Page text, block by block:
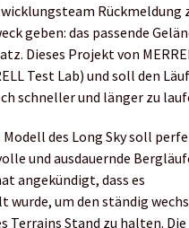
Rückmeldung
geben: das passende
Dieses Projekt von
Test Lab) und soll den
schneller und länger zu
Modell des Long Sky soll
und ausdauernde
angekündigt, dass es
um den ständig
Terrains Stand zu halten. Die